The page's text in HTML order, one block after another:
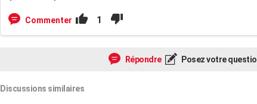
Commenter 1
Répondre Posez votre
Discussions similaires